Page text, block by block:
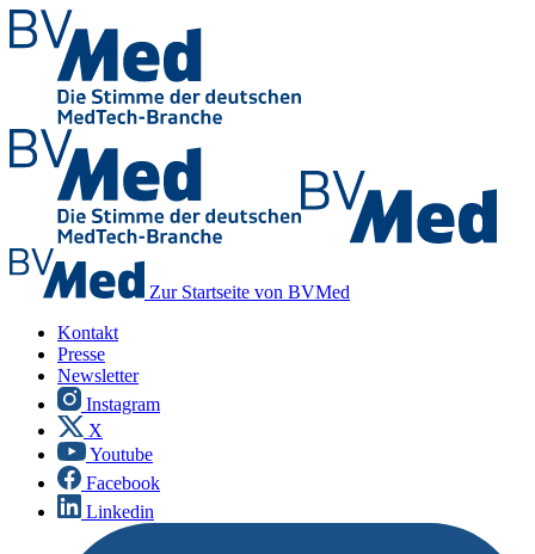
Zur Startseite von BVMed
Kontakt
Presse
Newsletter
Instagram
X
Youtube
Facebook
Linkedin